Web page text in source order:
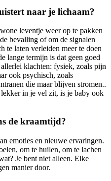
naar je lichaam?
leventje weer op te pakken
bevalling of om de signalen
te laten verleiden meer te doen
lange termijn is dat geen goed
klachten: fysiek, zoals pijn
ook psychisch, zoals
die maar blijven stromen..
in je vel zit, is je baby ook
de kraamtijd?
emoties en nieuwe ervaringen.
om te huilen, om te lachen
Je bent niet alleen. Elke
manier door.